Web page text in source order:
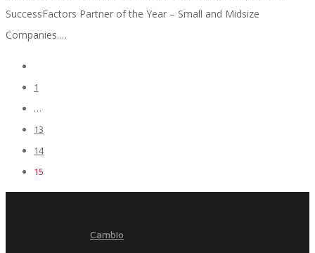
Cambio
SuccessFactors Partner of the Year – Small and Midsize
Companies.…
1
…
13
14
15